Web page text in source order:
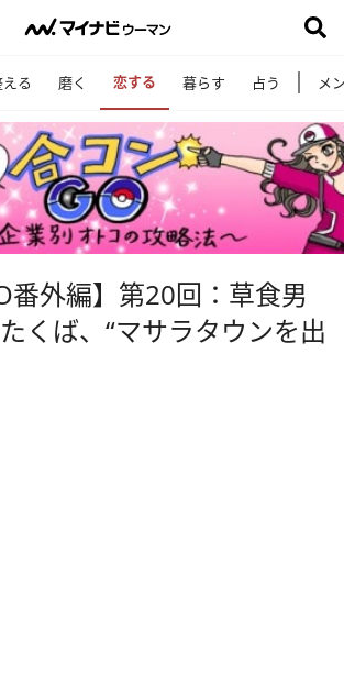
る 磨く 恋する 暮らす 占う メ
番外編】第20回：草食男
くば、“マサラタウンを出